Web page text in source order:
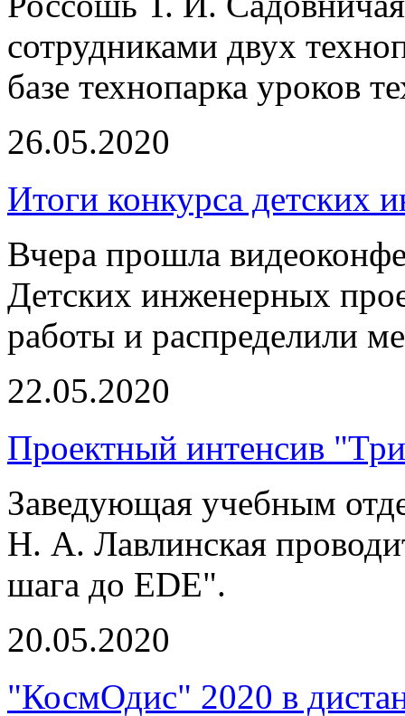
сотрудниками двух
базе технопарка уроков
26.05.2020
Итоги конкурса детских
Вчера прошла
Детских инженерных
работы и распределили
22.05.2020
Проектный интенсив
Заведующая учебным
Н. А. Лавлинская
шага до EDE".
20.05.2020
"КосмОдис" 2020 в